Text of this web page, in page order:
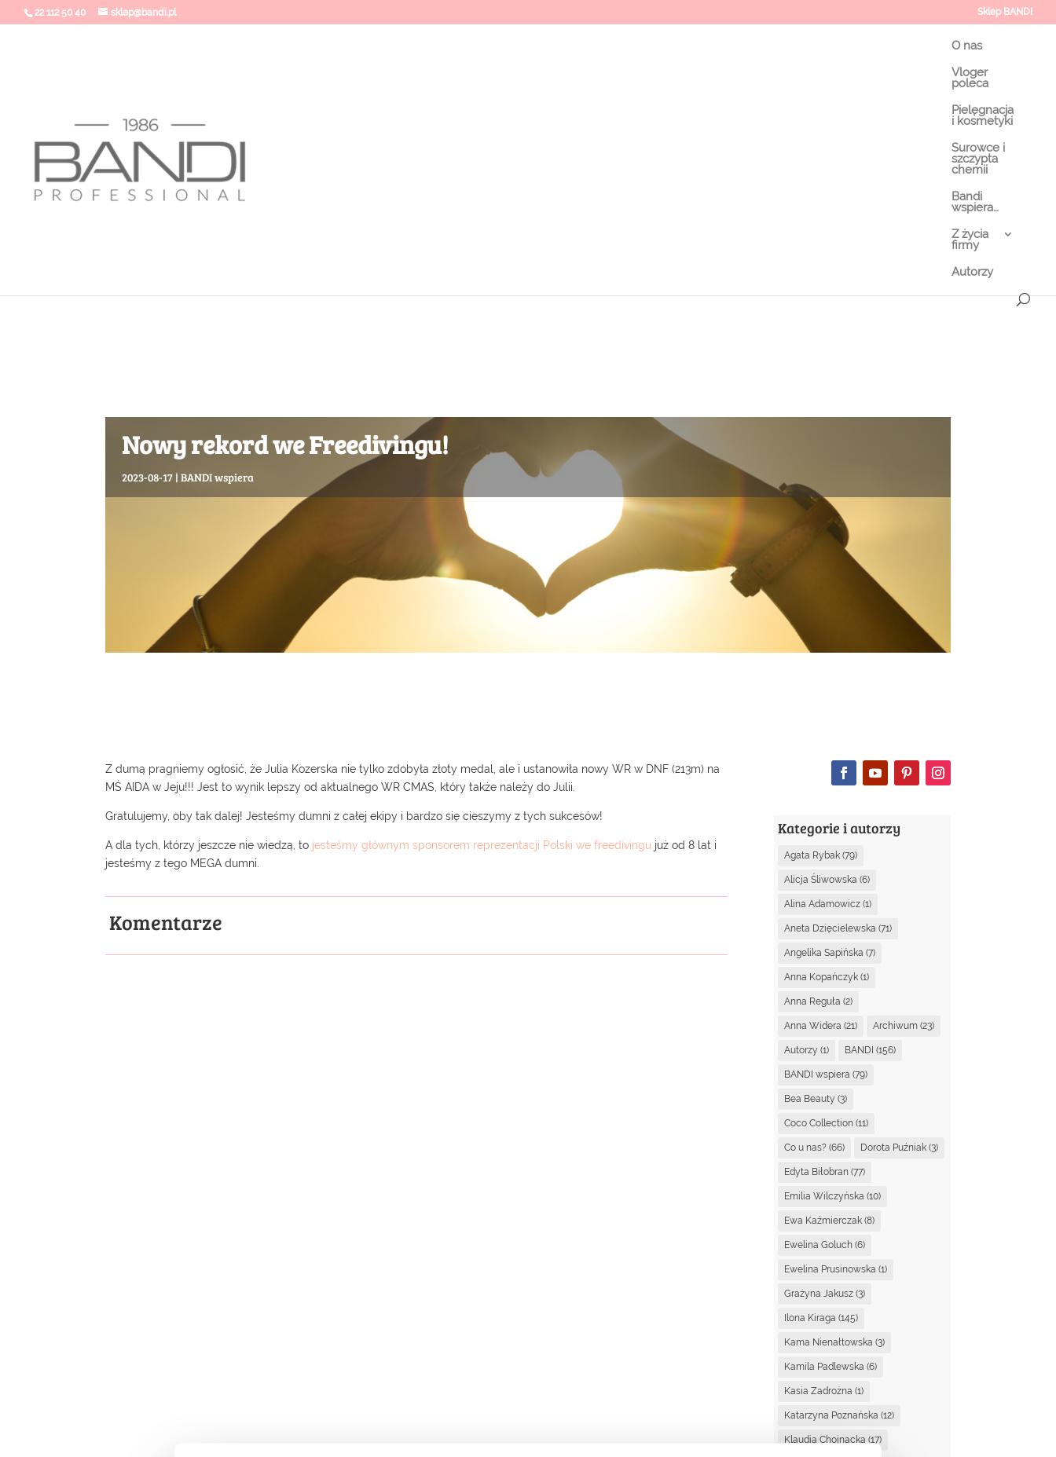
22 112 50 40 sklep@bandi.pl Sklep BANDI
O nas
Vloger
poleca
Pielęgnacja
i kosmetyki
Surowce i
szczypta
chemii
Bandi
wspiera…
Z życia
firmy
Autorzy
Nowy rekord we Freedivingu!
2023-08-17 |BANDI wspiera
Z dumą pragniemy ogłosić, że Julia Kozerska nie tylko zdobyła złoty medal, ale i ustanowiła nowy WR w DNF (213m) na
MŚ AIDA w Jeju!!! Jest to wynik lepszy od aktualnego WR CMAS, który także należy do Julii.
Gratulujemy, oby tak dalej! Jesteśmy dumni z całej ekipy i bardzo się cieszymy z tych sukcesów!
A dla tych, którzy jeszcze nie wiedzą, to jesteśmy głównym sponsorem reprezentacji Polski we freedivingu już od 8 lat i
jesteśmy z tego MEGA dumni.
Komentarze
Kategorie i autorzy
Agata Rybak (79)
Alicja Śliwowska (6)
Alina Adamowicz (1)
Aneta Dzięcielewska (71)
Angelika Sapińska (7)
Anna Kopańczyk (1)
Anna Reguła (2)
Anna Widera (21) Archiwum (23)
Autorzy (1) BANDI (156)
BANDI wspiera (79)
Bea Beauty (3)
Coco Collection (11)
Co u nas? (66) Dorota Puźniak (3)
Edyta Biłobran (77)
Emilia Wilczyńska (10)
Ewa Kaźmierczak (8)
Ewelina Goluch (6)
Ewelina Prusinowska (1)
Grażyna Jakusz (3)
Ilona Kiraga (145)
Kama Nienałtowska (3)
Kamila Padlewska (6)
Kasia Zadrożna (1)
Katarzyna Poznańska (12)
Klaudia Chojnacka (17)